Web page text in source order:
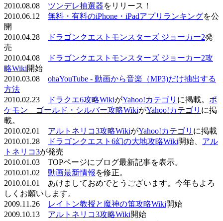
2010.08.08 ツンデレ抽選器をリリース！
2010.06.12 無料・有料のiPhone・iPadアプリランキングを公
開
2010.04.28
ドラゴンクエストモンスターズ ジョーカー2発
売
2010.04.08
ドラゴンクエストモンスターズ ジョーカー2攻
略Wiki開始
2010.03.08 ohaYouTube - 動画から音楽（MP3)だけ抽出する
方法
2010.02.23
ドラクエ6攻略WikiがYahoo!カテゴリ に掲載。 ポ
ケモン ゴールド・シルバー攻略WikiがYahoo!カテゴリ に掲
載。
2010.02.01 アルトネリコ3攻略WikiがYahoo!カテゴリ に掲載
2010.01.28
ドラゴンクエスト6幻の大地攻略Wiki開始、 アル
トネリコ3が発売
2010.01.03 TOPページにブログ最新記事を表示。
2010.01.02 動画最新情報 を修正。
2010.01.01 あけましておめでとうございます。今年もよろ
しくお願いします。
2009.11.26
レイトン教授と魔神の笛攻略Wiki開始
2009.10.13 アルトネリコ3攻略Wiki開始